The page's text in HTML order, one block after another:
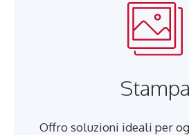
Stampa
Offro soluzioni ideali per